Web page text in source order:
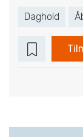
Daghold